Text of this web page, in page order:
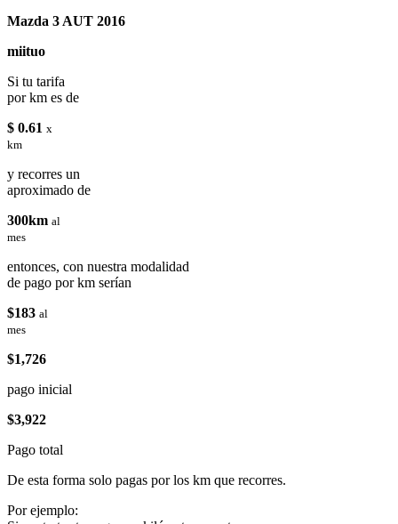
Mazda 3 AUT 2016
miituo
Si tu tarifa
por km es de
$ 0.61 x
km
y recorres un
aproximado de
300km al
mes
entonces, con nuestra modalidad
de pago por km serían
$183 al
mes
$1,726
pago inicial
$3,922
Pago total
De esta forma solo pagas por los km que recorres.
Por ejemplo: